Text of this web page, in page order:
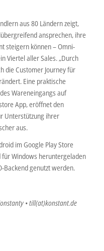
aus 80 Ländern zeigt,
ansprechen, ihre
steigern können – Omni-
Viertel aller Sales. „Durch
die Customer Journey für
Eine praktische
Wareneingangs auf
App, eröffnet den
Unterstützung ihrer
aus.
im Google Play Store
Windows heruntergeladen
Backend genutzt werden.
• till(at)konstant.de